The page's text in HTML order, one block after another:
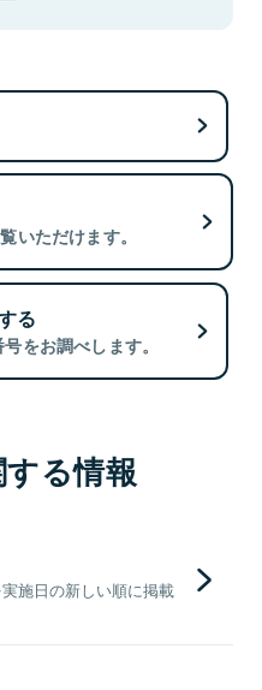
いただけます。
る
をお調べします。
る情報
施日の新しい順に掲載